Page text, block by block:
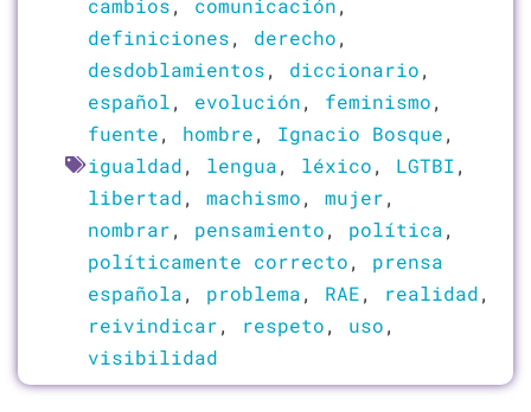
cambios, comunicación,
definiciones, derecho,
desdoblamientos, diccionario,
español, evolución, feminismo,
fuente, hombre, Ignacio Bosque,
igualdad, lengua, léxico, LGTBI,
libertad, machismo, mujer,
nombrar, pensamiento, política,
políticamente correcto, prensa
española, problema, RAE, realidad,
reivindicar, respeto, uso,
visibilidad